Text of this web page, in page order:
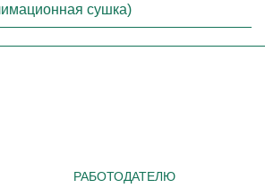
сушка)
РАБОТОДАТЕЛЮ